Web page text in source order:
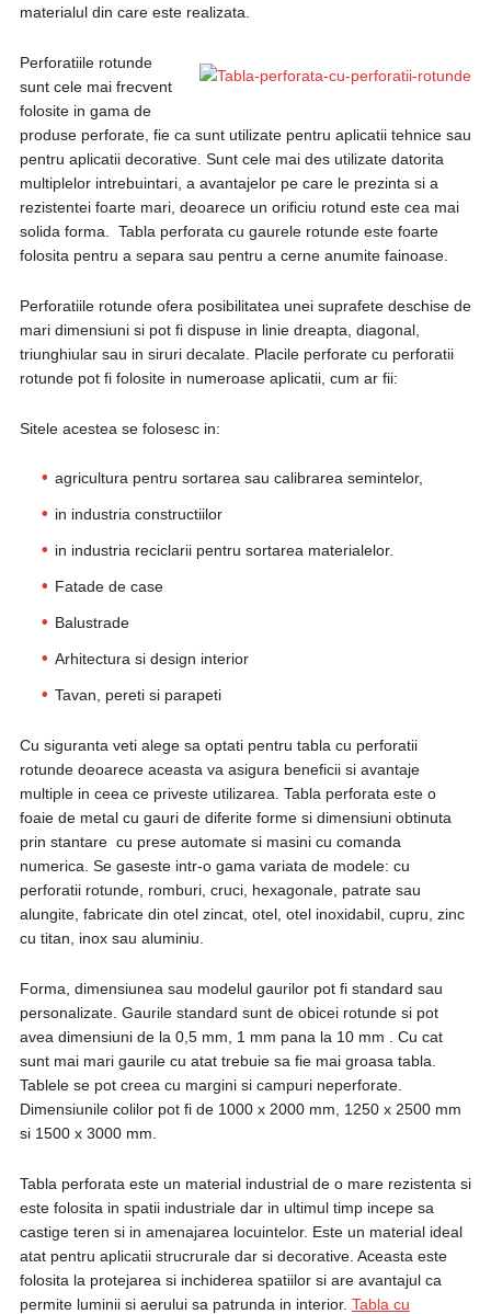
materialul din care este realizata.
Perforatiile rotunde
sunt cele mai frecvent
folosite in gama de
produse perforate, fie ca sunt utilizate pentru aplicatii tehnice sau
pentru aplicatii decorative. Sunt cele mai des utilizate datorita
multiplelor intrebuintari, a avantajelor pe care le prezinta si a
rezistentei foarte mari, deoarece un orificiu rotund este cea mai
solida forma. Tabla perforata cu gaurele rotunde este foarte
folosita pentru a separa sau pentru a cerne anumite fainoase.
Perforatiile rotunde ofera posibilitatea unei suprafete deschise de
mari dimensiuni si pot fi dispuse in linie dreapta, diagonal,
triunghiular sau in siruri decalate. Placile perforate cu perforatii
rotunde pot fi folosite in numeroase aplicatii, cum ar fii:
Sitele acestea se folosesc in:
agricultura pentru sortarea sau calibrarea semintelor,
in industria constructiilor
in industria reciclarii pentru sortarea materialelor.
Fatade de case
Balustrade
Arhitectura si design interior
Tavan, pereti si parapeti
Cu siguranta veti alege sa optati pentru tabla cu perforatii
rotunde deoarece aceasta va asigura beneficii si avantaje
multiple in ceea ce priveste utilizarea. Tabla perforata este o
foaie de metal cu gauri de diferite forme si dimensiuni obtinuta
prin stantare cu prese automate si masini cu comanda
numerica. Se gaseste intr-o gama variata de modele: cu
perforatii rotunde, romburi, cruci, hexagonale, patrate sau
alungite, fabricate din otel zincat, otel, otel inoxidabil, cupru, zinc
cu titan, inox sau aluminiu.
Forma, dimensiunea sau modelul gaurilor pot fi standard sau
personalizate. Gaurile standard sunt de obicei rotunde si pot
avea dimensiuni de la 0,5 mm, 1 mm pana la 10 mm . Cu cat
sunt mai mari gaurile cu atat trebuie sa fie mai groasa tabla.
Tablele se pot creea cu margini si campuri neperforate.
Dimensiunile colilor pot fi de 1000 x 2000 mm, 1250 x 2500 mm
si 1500 x 3000 mm.
Tabla perforata este un material industrial de o mare rezistenta si
este folosita in spatii industriale dar in ultimul timp incepe sa
castige teren si in amenajarea locuintelor. Este un material ideal
atat pentru aplicatii strucrurale dar si decorative. Aceasta este
folosita la protejarea si inchiderea spatiilor si are avantajul ca
permite luminii si aerului sa patrunda in interior. Tabla cu